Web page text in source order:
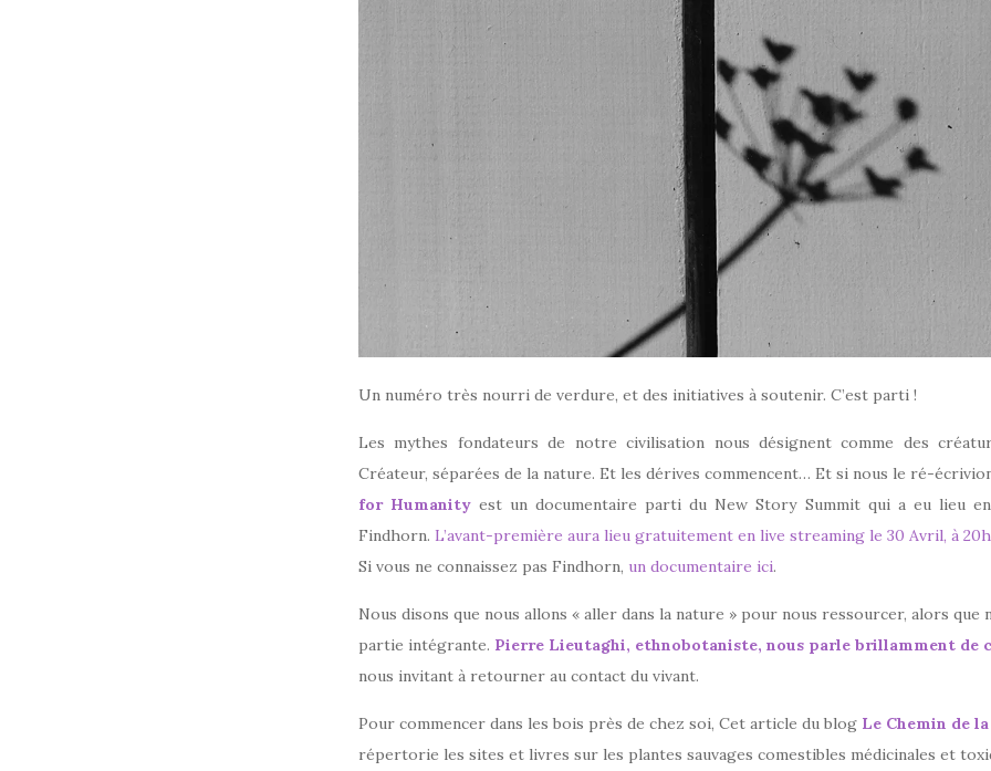
Un numéro très nourri de verdure, et des initiatives à soutenir. C’est parti !
Les mythes fondateurs de notre civilisation nous désignent comme des
Créateur, séparées de la nature. Et les dérives commencent… Et si nous le ré-
for Humanityest un documentaire parti du New Story Summit qui a eu lieu
Findhorn. L’avant-première aura lieu gratuitement en live streaming le 30 Avril, à 20h
Si vous ne connaissez pas Findhorn, un documentaire ici.
Nous disons que nous allons « aller dans la nature » pour nous ressourcer, alors que
partie intégrante. Pierre Lieutaghi, ethnobotaniste, nous parle brillamment de
nous invitant à retourner au contact du vivant.
Pour commencer dans les bois près de chez soi, Cet article du blog Le Chemin de
répertorie les sites et livres sur les plantes sauvages comestibles médicinales et